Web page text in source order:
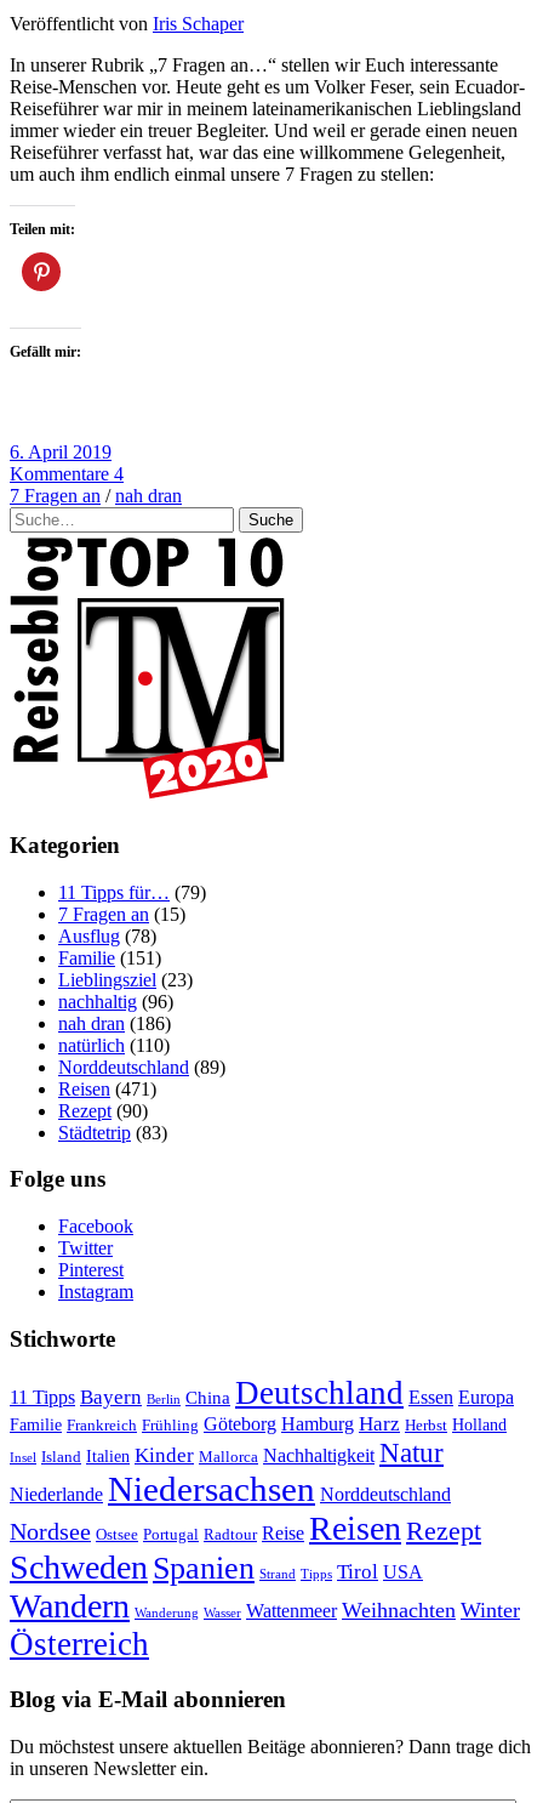
Veröffentlicht von Iris Schaper
In unserer Rubrik „7 Fragen an…“ stellen wir Euch interessante
Reise-Menschen vor. Heute geht es um Volker Feser, sein Ecuador-
Reiseführer war mir in meinem lateinamerikanischen Lieblingsland
immer wieder ein treuer Begleiter. Und weil er gerade einen neuen
Reiseführer verfasst hat, war das eine willkommene Gelegenheit,
um auch ihm endlich einmal unsere 7 Fragen zu stellen:
Teilen mit:
Gefällt mir:
6. April 2019
Kommentare 4
7 Fragen an /nah dran
Suche
Kategorien
11 Tipps für… (79)
7 Fragen an (15)
Ausflug (78)
Familie (151)
Lieblingsziel (23)
nachhaltig (96)
nah dran (186)
natürlich (110)
Norddeutschland (89)
Reisen (471)
Rezept (90)
Städtetrip (83)
Folge uns
Facebook
Twitter
Pinterest
Instagram
Stichworte
11 Tipps Bayern Berlin China Deutschland Essen Europa
Familie Frankreich Frühling Göteborg Hamburg Harz Herbst Holland
Insel Island Italien Kinder Mallorca Nachhaltigkeit Natur
Niederlande Niedersachsen Norddeutschland
Nordsee Ostsee Portugal Radtour Reise ReisenRezept
SchwedenSpanien Strand Tipps Tirol USA
Wandern Wanderung Wasser Wattenmeer Weihnachten Winter
Österreich
Blog via E-Mail abonnieren
Du möchstest unsere aktuellen Beitäge abonnieren? Dann trage dich
in unseren Newsletter ein.